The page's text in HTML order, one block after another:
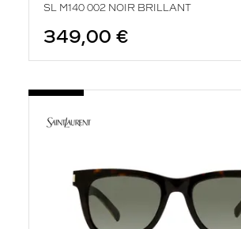
SL M140 002 NOIR BRILLANT
349,00 €